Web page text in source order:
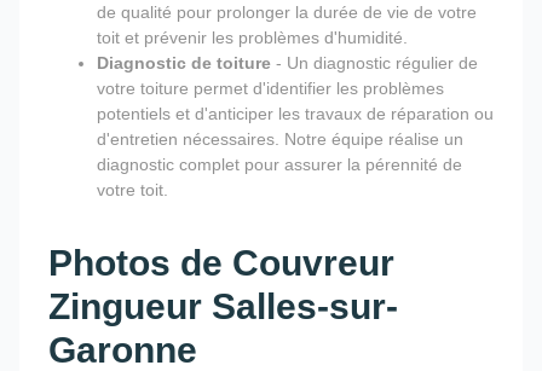
de qualité pour prolonger la durée de vie de votre
toit et prévenir les problèmes d'humidité.
Diagnostic de toiture - Un diagnostic régulier de
votre toiture permet d'identifier les problèmes
potentiels et d'anticiper les travaux de réparation ou
d'entretien nécessaires. Notre équipe réalise un
diagnostic complet pour assurer la pérennité de
votre toit.
Photos de Couvreur
Zingueur Salles-sur-
Garonne